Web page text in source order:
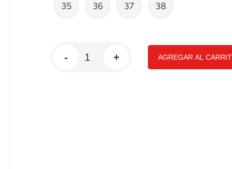
35 36 37 38
- + AGREGAR AL